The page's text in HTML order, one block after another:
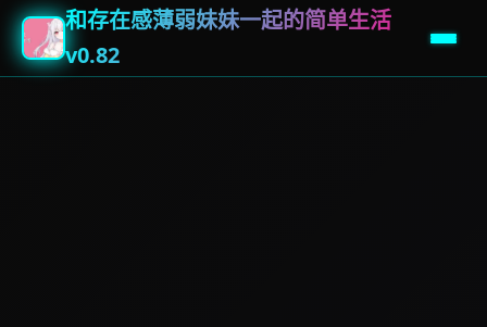
和存在感薄弱妹妹一起的简单生活
v0.82